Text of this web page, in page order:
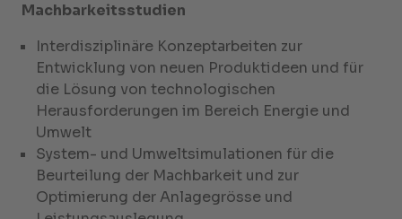
Machbarkeitsstudien
Interdisziplinäre Konzeptarbeiten zur
Entwicklung von neuen Produktideen und für
die Lösung von technologischen
Herausforderungen im Bereich Energie und
Umwelt
System- und Umweltsimulationen für die
Beurteilung der Machbarkeit und zur
Optimierung der Anlagegrösse und